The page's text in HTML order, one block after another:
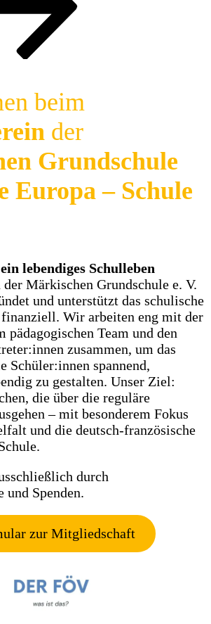
beim
der
Grundschule
Europa – Schule
lebendiges Schulleben
Märkischen Grundschule e. V.
und unterstützt das schulische
Wir arbeiten eng mit der
pädagogischen Team und den
zusammen, um das
Schüler:innen spannend,
zu gestalten. Unser Ziel:
die über die reguläre
– mit besonderem Fokus
und die deutsch-französische
durch
Spenden.
zur Mitgliedschaft